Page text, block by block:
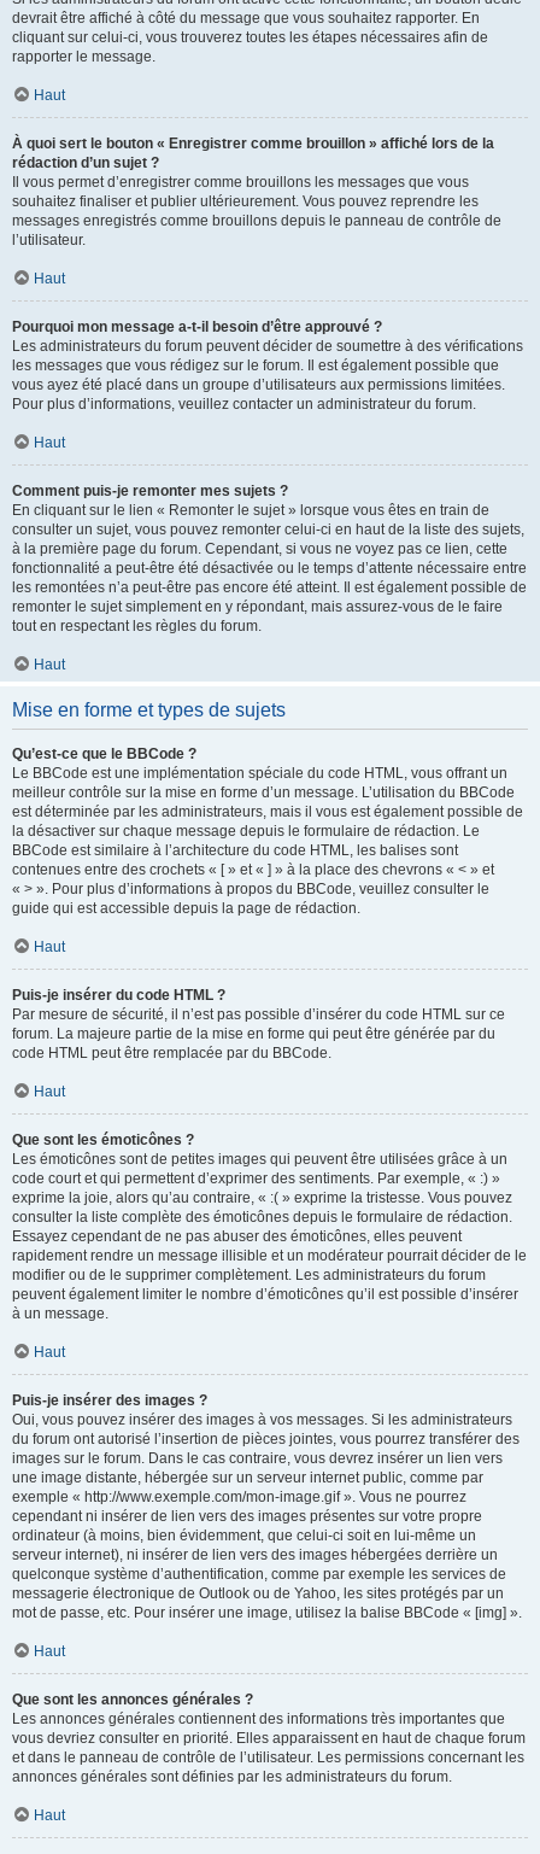
devrait être affiché à côté du message que vous souhaitez rapporter. En
cliquant sur celui-ci, vous trouverez toutes les étapes nécessaires afin de
rapporter le message.
Haut
À quoi sert le bouton « Enregistrer comme brouillon » affiché lors de la
rédaction d’un sujet ?
Il vous permet d’enregistrer comme brouillons les messages que vous
souhaitez finaliser et publier ultérieurement. Vous pouvez reprendre les
messages enregistrés comme brouillons depuis le panneau de contrôle de
l’utilisateur.
Haut
Pourquoi mon message a-t-il besoin d’être approuvé ?
Les administrateurs du forum peuvent décider de soumettre à des vérifications
les messages que vous rédigez sur le forum. Il est également possible que
vous ayez été placé dans un groupe d’utilisateurs aux permissions limitées.
Pour plus d’informations, veuillez contacter un administrateur du forum.
Haut
Comment puis-je remonter mes sujets ?
En cliquant sur le lien « Remonter le sujet » lorsque vous êtes en train de
consulter un sujet, vous pouvez remonter celui-ci en haut de la liste des sujets,
à la première page du forum. Cependant, si vous ne voyez pas ce lien, cette
fonctionnalité a peut-être été désactivée ou le temps d’attente nécessaire entre
les remontées n’a peut-être pas encore été atteint. Il est également possible de
remonter le sujet simplement en y répondant, mais assurez-vous de le faire
tout en respectant les règles du forum.
Haut
Mise en forme et types de sujets
Qu’est-ce que le BBCode ?
Le BBCode est une implémentation spéciale du code HTML, vous offrant un
meilleur contrôle sur la mise en forme d’un message. L’utilisation du BBCode
est déterminée par les administrateurs, mais il vous est également possible de
la désactiver sur chaque message depuis le formulaire de rédaction. Le
BBCode est similaire à l’architecture du code HTML, les balises sont
contenues entre des crochets « [ » et « ] » à la place des chevrons « < » et
« > ». Pour plus d’informations à propos du BBCode, veuillez consulter le
guide qui est accessible depuis la page de rédaction.
Haut
Puis-je insérer du code HTML ?
Par mesure de sécurité, il n’est pas possible d’insérer du code HTML sur ce
forum. La majeure partie de la mise en forme qui peut être générée par du
code HTML peut être remplacée par du BBCode.
Haut
Que sont les émoticônes ?
Les émoticônes sont de petites images qui peuvent être utilisées grâce à un
code court et qui permettent d’exprimer des sentiments. Par exemple, « :) »
exprime la joie, alors qu’au contraire, « :( » exprime la tristesse. Vous pouvez
consulter la liste complète des émoticônes depuis le formulaire de rédaction.
Essayez cependant de ne pas abuser des émoticônes, elles peuvent
rapidement rendre un message illisible et un modérateur pourrait décider de le
modifier ou de le supprimer complètement. Les administrateurs du forum
peuvent également limiter le nombre d’émoticônes qu’il est possible d’insérer
à un message.
Haut
Puis-je insérer des images ?
Oui, vous pouvez insérer des images à vos messages. Si les administrateurs
du forum ont autorisé l’insertion de pièces jointes, vous pourrez transférer des
images sur le forum. Dans le cas contraire, vous devrez insérer un lien vers
une image distante, hébergée sur un serveur internet public, comme par
exemple « http://www.exemple.com/mon-image.gif ». Vous ne pourrez
cependant ni insérer de lien vers des images présentes sur votre propre
ordinateur (à moins, bien évidemment, que celui-ci soit en lui-même un
serveur internet), ni insérer de lien vers des images hébergées derrière un
quelconque système d’authentification, comme par exemple les services de
messagerie électronique de Outlook ou de Yahoo, les sites protégés par un
mot de passe, etc. Pour insérer une image, utilisez la balise BBCode « [img] ».
Haut
Que sont les annonces générales ?
Les annonces générales contiennent des informations très importantes que
vous devriez consulter en priorité. Elles apparaissent en haut de chaque forum
et dans le panneau de contrôle de l’utilisateur. Les permissions concernant les
annonces générales sont définies par les administrateurs du forum.
Haut